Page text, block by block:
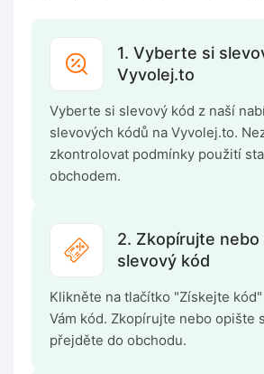
1. Vyberte si
Vyvolej.to
Vyberte si slevový kód z naší
slevových kódů na Vyvolej.to.
zkontrolovat podmínky použití
obchodem.
2. Zkopírujte nebo
slevový kód
Klikněte na tlačítko "Získejte
Vám kód. Zkopírujte nebo opište
přejděte do obchodu.